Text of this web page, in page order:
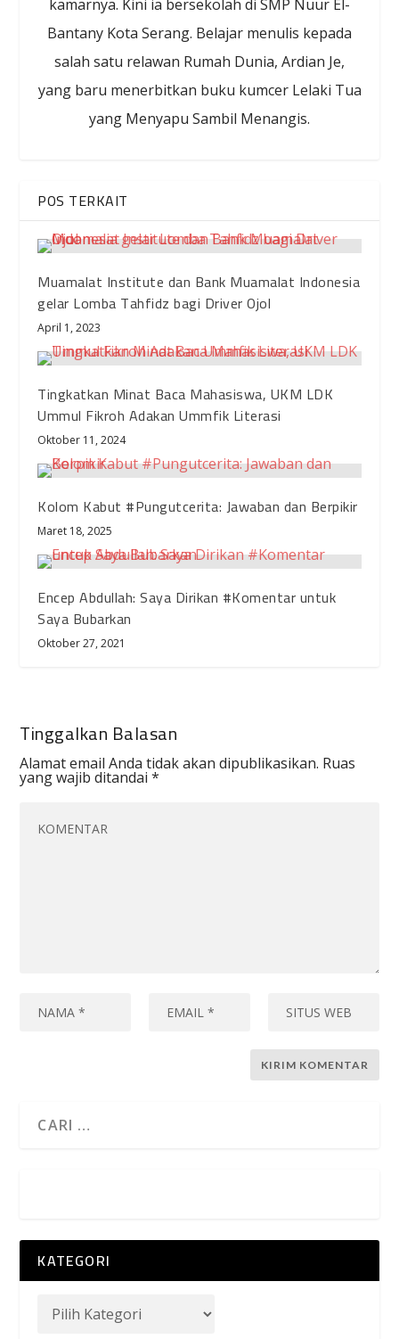
kamarnya. Kini ia bersekolah di SMP Nuur El-
Bantany Kota Serang. Belajar menulis kepada
salah satu relawan Rumah Dunia, Ardian Je,
yang baru menerbitkan buku kumcer Lelaki Tua
yang Menyapu Sambil Menangis.
POS TERKAIT
Muamalat Institute dan Bank Muamalat Indonesia
gelar Lomba Tahfidz bagi Driver Ojol
April 1, 2023
Tingkatkan Minat Baca Mahasiswa, UKM LDK
Ummul Fikroh Adakan Ummfik Literasi
Oktober 11, 2024
Kolom Kabut #Pungutcerita: Jawaban dan Berpikir
Maret 18, 2025
Encep Abdullah: Saya Dirikan #Komentar untuk
Saya Bubarkan
Oktober 27, 2021
Tinggalkan Balasan
Alamat email Anda tidak akan dipublikasikan. Ruas
yang wajib ditandai*
KATEGORI